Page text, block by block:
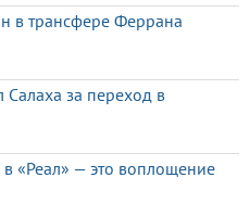
в трансфере Феррана
Салаха за переход в
«Реал» — это воплощение